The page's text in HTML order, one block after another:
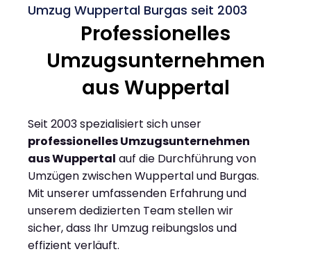
Umzug Wuppertal Burgas seit 2003
Professionelles
Umzugsunternehmen
aus Wuppertal
Seit 2003 spezialisiert sich unser
professionelles Umzugsunternehmen
aus Wuppertal auf die Durchführung von
Umzügen zwischen Wuppertal und Burgas.
Mit unserer umfassenden Erfahrung und
unserem dedizierten Team stellen wir
sicher, dass Ihr Umzug reibungslos und
effizient verläuft.